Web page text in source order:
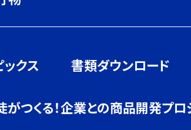
ックス 書類ダウンロード
がつくる！企業との商品開発プロ